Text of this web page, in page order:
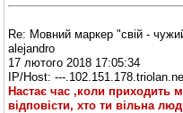
Re: Мовний маркер "свій -
alejandro
17 лютого 2018 17:05:34
IP/Host: ---
Настає час ,коли приходить
відповісти, хто ти вільна